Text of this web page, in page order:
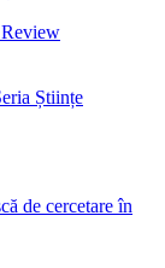
Științe
de cercetare în